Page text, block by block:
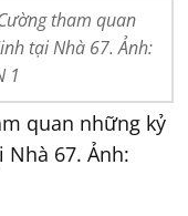
tham quan
tại Nhà 67. Ảnh:
1
quan những kỷ
Nhà 67. Ảnh: